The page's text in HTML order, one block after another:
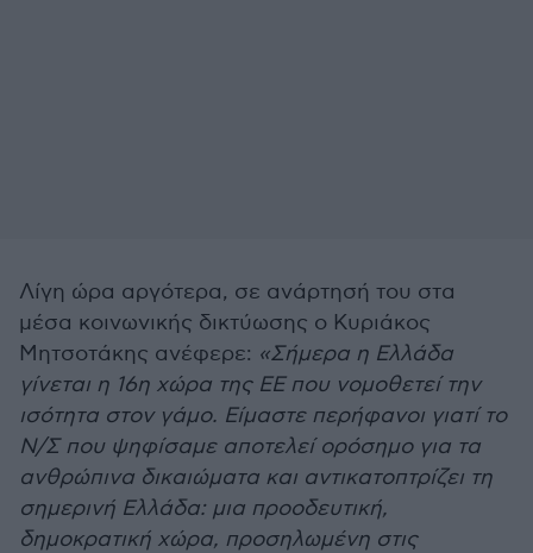
Λίγη ώρα αργότερα, σε ανάρτησή του στα
μέσα κοινωνικής δικτύωσης ο Κυριάκος
Μητσοτάκης ανέφερε: «Σήμερα η Ελλάδα
γίνεται η 16η χώρα της ΕΕ που νομοθετεί την
ισότητα στον γάμο. Είμαστε περήφανοι γιατί το
Ν/Σ που ψηφίσαμε αποτελεί ορόσημο για τα
ανθρώπινα δικαιώματα και αντικατοπτρίζει τη
σημερινή Ελλάδα: μια προοδευτική,
δημοκρατική χώρα, προσηλωμένη στις